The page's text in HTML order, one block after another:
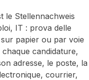
le Stellennachweis
IT : prova delle
papier ou par voie
candidature,
adresse, le poste, la
courrier,